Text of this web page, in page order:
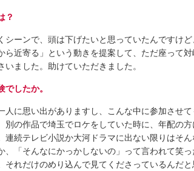
？
ーンで、頭は下げたいと思っていたんですけ
ら近寄る」という動きを提案して、ただ座って
ました。助けていただきました。
でしたか。
に思い出がありますし、こんな中に参加させ
別の作品で埼玉でロケをしていた時に、年配の
連続テレビ小説か大河ドラマに出ない限りはそん
、「そんなにかっかしないの」って言われて笑
それだけのめり込んで見てくださっているんだ